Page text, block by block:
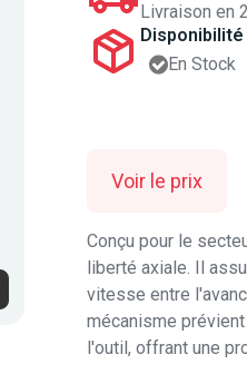
Livraison en
Disponibilité
En Stock
Voir le prix
Conçu pour le
liberté axiale. Il
vitesse entre
mécanisme
l'outil, offrant une